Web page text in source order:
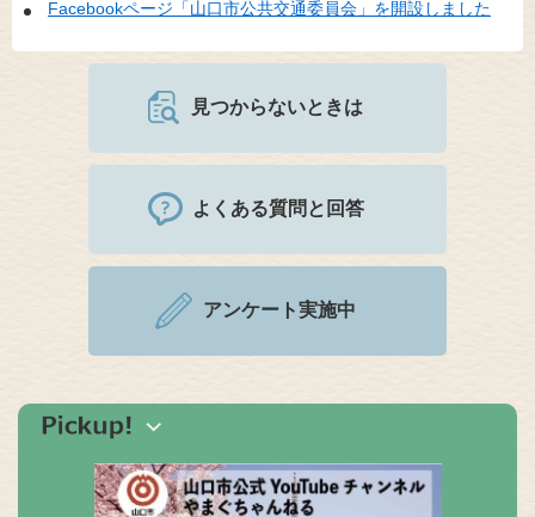
Facebookページ「山口市公共交通委員会」を開設しました
見つからないときは
よくある質問と回答
アンケート実施中